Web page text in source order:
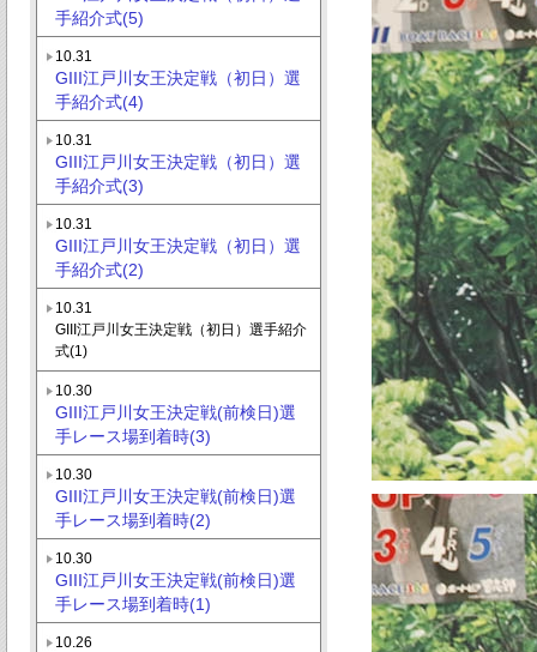
手紹介式(5)
10.31
GIII江戸川女王決定戦（初日）選
手紹介式(4)
10.31
GIII江戸川女王決定戦（初日）選
手紹介式(3)
10.31
GIII江戸川女王決定戦（初日）選
手紹介式(2)
10.31
GIII江戸川女王決定戦（初日）選手紹介
式(1)
10.30
GIII江戸川女王決定戦(前検日)選
手レース場到着時(3)
10.30
GIII江戸川女王決定戦(前検日)選
手レース場到着時(2)
10.30
GIII江戸川女王決定戦(前検日)選
手レース場到着時(1)
10.26